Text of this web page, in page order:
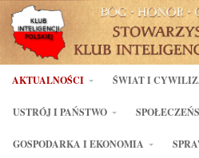
AKTUALNOŚCI ŚWIAT I
USTRÓJ I PAŃSTWO
GOSPODARKA I EKONOMIA